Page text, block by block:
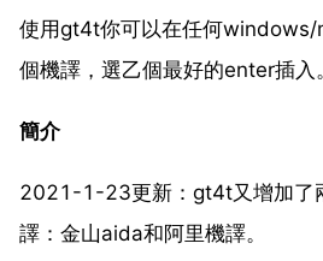
使用gt4t你可以在任何windows/
個機譯，選乙個最好的enter插入。
簡介
2021-1-23更新：gt4t又增加了
譯：金山aida和阿里機譯。